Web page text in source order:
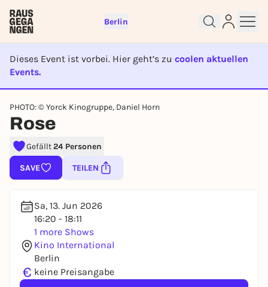
Berlin
Dieses Event ist vorbei. Hier geht’s zu coolen aktuellen
Events.
EVENT IST BEENDET
PHOTO: © Yorck Kinogruppe, Daniel Horn
Rose
Gefällt24 Personen
SAVE TEILEN
Sa, 13. Jun 2026
16:20 - 18:11
1 more Shows
Kino International
Berlin
€ keine Preisangabe
Sign up for free and get started
lotteries, you need a free Rausgegangen account.
REGISTER FOR FREE NOW